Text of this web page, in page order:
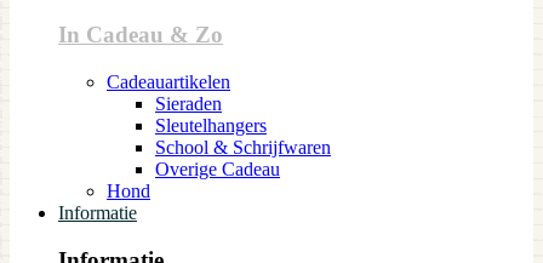
In Cadeau & Zo
Cadeauartikelen
Sieraden
Sleutelhangers
School & Schrijfwaren
Overige Cadeau
Hond
Informatie